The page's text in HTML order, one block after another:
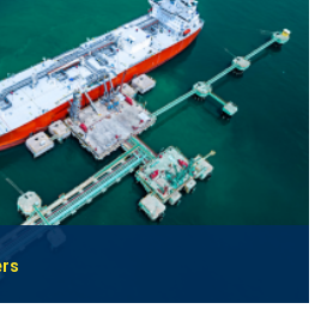
chở Container theo từng nhu cầu của